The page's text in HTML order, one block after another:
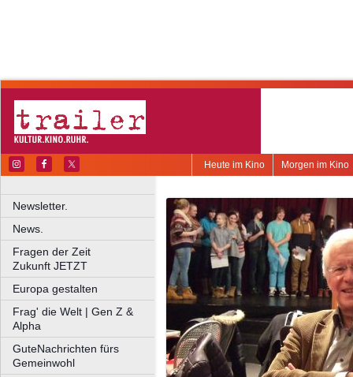
Morgen im Kino
Heute im Kino
Newsletter.
News.
Fragen der Zeit
Zukunft JETZT
Europa gestalten
Frag' die Welt | Gen Z &
Alpha
GuteNachrichten fürs
Gemeinwohl